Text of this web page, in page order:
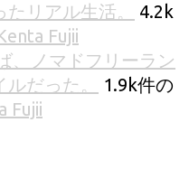
リアル生活。
4.2k
Fujii
、ノマドフリーラン
だった。
1.9k件の
Fujii